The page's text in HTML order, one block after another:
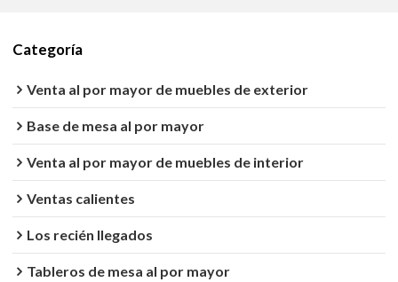
Categoría
Venta al por mayor de muebles de exterior
Base de mesa al por mayor
Venta al por mayor de muebles de interior
Ventas calientes
Los recién llegados
Tableros de mesa al por mayor